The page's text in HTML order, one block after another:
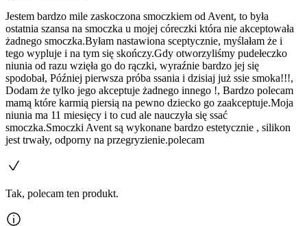
Jestem bardzo mile zaskoczona smoczkiem od Avent, to była
ostatnia szansa na smoczka u mojej córeczki która nie akceptowała
żadnego smoczka.Byłam nastawiona sceptycznie, myślałam że i
tego wypluje i na tym się skończy.Gdy otworzyliśmy pudełeczko
niunia od razu wzięła go do rączki, wyraźnie bardzo jej się
spodobał, Później pierwsza próba ssania i dzisiaj już ssie smoka!!!,
Dodam że tylko jego akceptuje żadnego innego !, Bardzo polecam
mamą które karmią piersią na pewno dziecko go zaakceptuje.Moja
niunia ma 11 miesięcy i to cud ale nauczyła się ssać
smoczka.Smoczki Avent są wykonane bardzo estetycznie , silikon
jest trwały, odporny na przegryzienie.polecam
Tak, polecam ten produkt.